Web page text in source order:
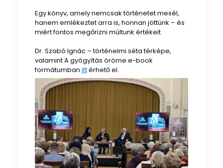
Egy könyv, amely nemcsak történetet mesél,
hanem emlékeztet arra is, honnan jöttünk – és
miért fontos megőrizni múltunk értékeit
Dr. Szabó Ignác – történelmi séta térképe,
valamint A gyógyítás öröme e-book
formátumban ittérhető el.